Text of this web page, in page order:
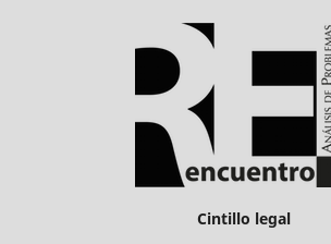
Cintillo legal